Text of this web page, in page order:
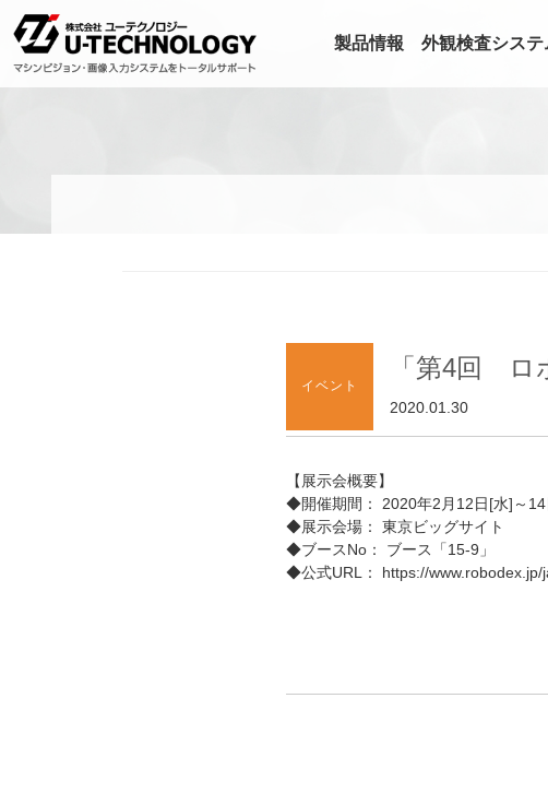
製品情報 外観検査システ
イベント
「第4回 ロ
2020.01.30
【展示会概要】
◆開催期間： 2020年2月12日[水]～
◆展示会場： 東京ビッグサイト
◆ブースNo： ブース「15-9」
◆公式URL： https://www.robodex.jp/